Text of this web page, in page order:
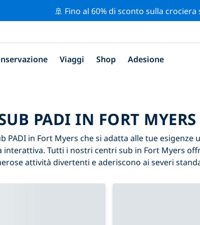
🚢 Fino al 60% di sconto sulla
Viaggi Shop Adesione
PADI IN FORT MYERS
PADI in Fort Myers che si adatta alle tue esigenze
interattiva. Tutti i nostri centri sub in Fort Myers
attività divertenti e aderiscono ai severi